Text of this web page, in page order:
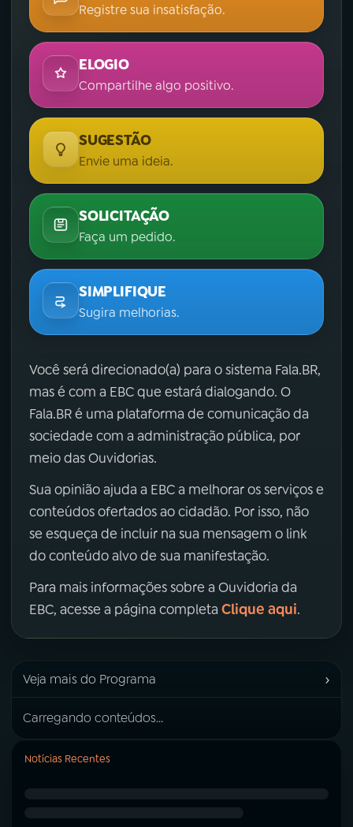
Registre sua insatisfação.
ELOGIO
Compartilhe algo positivo.
SUGESTÃO
Envie uma ideia.
SOLICITAÇÃO
Faça um pedido.
SIMPLIFIQUE
Sugira melhorias.
Você será direcionado(a) para o sistema Fala.BR,
mas é com a EBC que estará dialogando. O
Fala.BR é uma plataforma de comunicação da
sociedade com a administração pública, por
meio das Ouvidorias.
Sua opinião ajuda a EBC a melhorar os serviços e
conteúdos ofertados ao cidadão. Por isso, não
se esqueça de incluir na sua mensagem o link
do conteúdo alvo de sua manifestação.
Para mais informações sobre a Ouvidoria da
EBC, acesse a página completa Clique aqui.
Veja mais do Programa ›
Carregando conteúdos...
Notícias Recentes